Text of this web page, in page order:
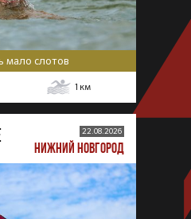
мало слотов
1 км
22.08.2026
НИЖНИЙ НОВГОРОД